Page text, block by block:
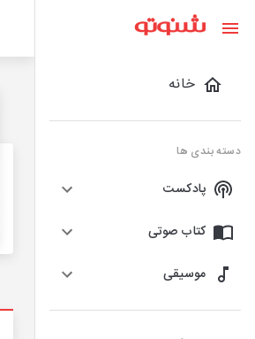
خانه
دسته بندی ها
پادکست
کتاب صوتی
موسیقی